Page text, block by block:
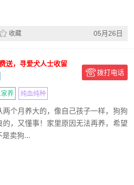
收藏 05月26日
送，寻爱犬人士收留
拨打电话
养 纯血纯种
个月养大的，像自己孩子一样，狗狗
，又懂事！家里原因无法再养，希望
是卖狗...